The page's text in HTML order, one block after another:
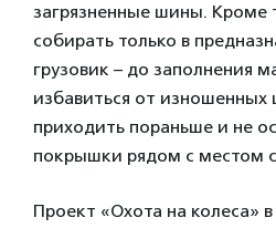
загрязненные шины. Кроме
собирать только в
грузовик – до
избавиться от изношенных
приходить пораньше и не
покрышки рядом с местом
Проект «Охота на колеса»